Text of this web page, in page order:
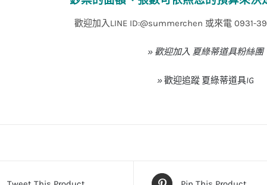
歡迎加入LINE ID:@summerchen 或來電 0931-
» 歡迎加入 夏綠蒂道具粉絲團
»歡迎追蹤 夏綠蒂道具IG